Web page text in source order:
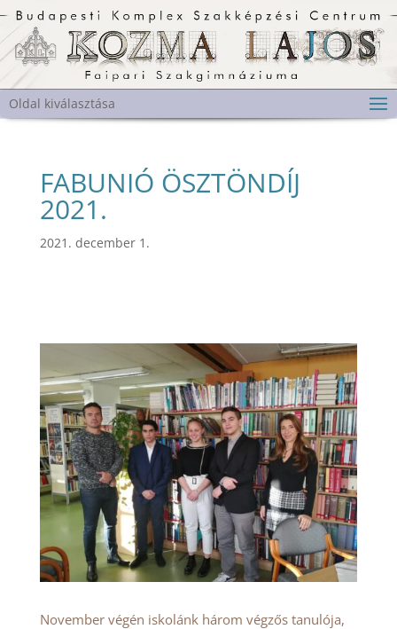
Oldal kiválasztása
FABUNIÓ ÖSZTÖNDÍJ
2021.
2021. december 1.
November végén iskolánk három végzős tanulója,